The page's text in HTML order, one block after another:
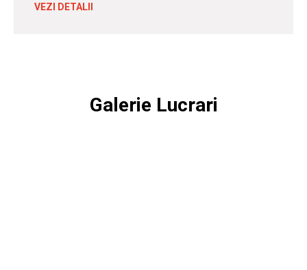
VEZI DETALII
Galerie Lucrari